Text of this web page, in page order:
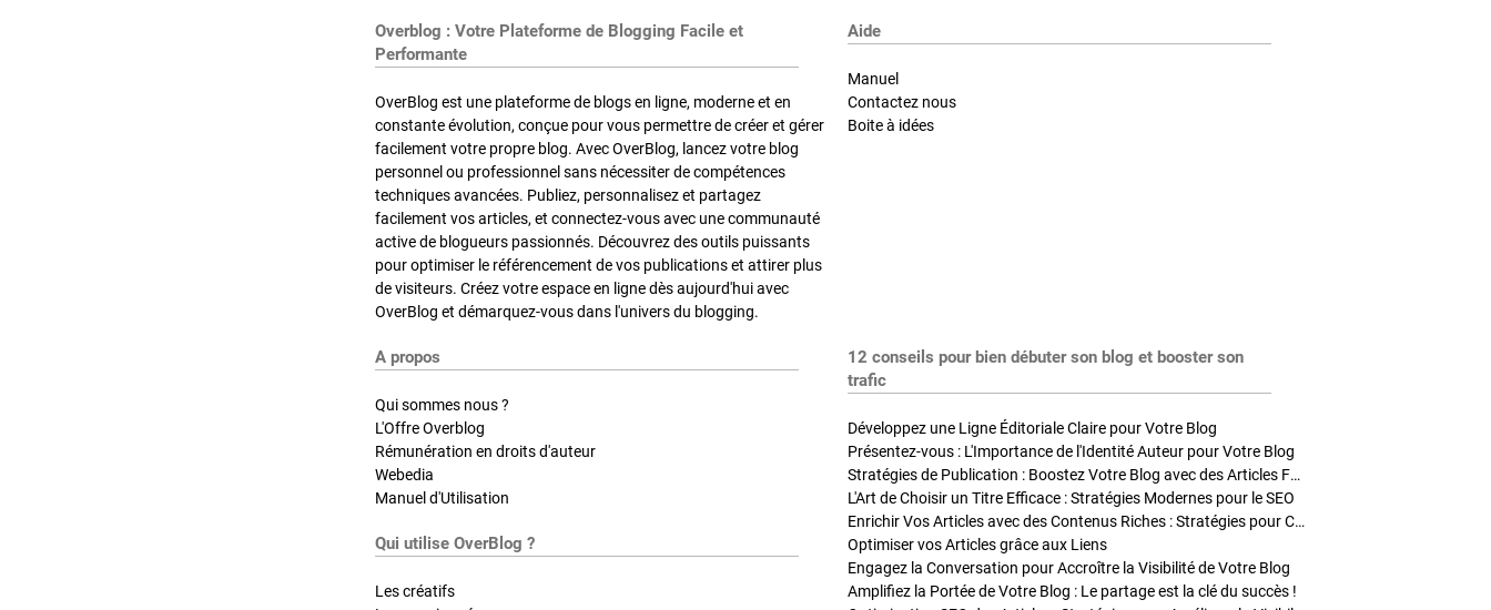
Overblog : Votre Plateforme de Blogging Facile et
Performante
OverBlog est une plateforme de blogs en ligne, moderne et en
constante évolution, conçue pour vous permettre de créer et gérer
facilement votre propre blog. Avec OverBlog, lancez votre blog
personnel ou professionnel sans nécessiter de compétences
techniques avancées. Publiez, personnalisez et partagez
facilement vos articles, et connectez-vous avec une communauté
active de blogueurs passionnés. Découvrez des outils puissants
pour optimiser le référencement de vos publications et attirer plus
de visiteurs. Créez votre espace en ligne dès aujourd'hui avec
OverBlog et démarquez-vous dans l'univers du blogging.
Aide
Manuel
Contactez nous
Boite à idées
A propos
Qui sommes nous ?
L'Offre Overblog
Rémunération en droits d'auteur
Webedia
Manuel d'Utilisation
Qui utilise OverBlog ?
Les créatifs
12 conseils pour bien débuter son blog et booster son
trafic
Développez une Ligne Éditoriale Claire pour Votre Blog
Présentez-vous : L'Importance de l'Identité Auteur pour Votre Blog
Stratégies de Publication : Boostez Votre Blog avec des Articles Fréquents et Exclusifs
L'Art de Choisir un Titre Efficace : Stratégies Modernes pour le SEO
Enrichir Vos Articles avec des Contenus Riches : Stratégies pour Captiver et Optimiser
Optimiser vos Articles grâce aux Liens
Engagez la Conversation pour Accroître la Visibilité de Votre Blog
Amplifiez la Portée de Votre Blog : Le partage est la clé du succès !